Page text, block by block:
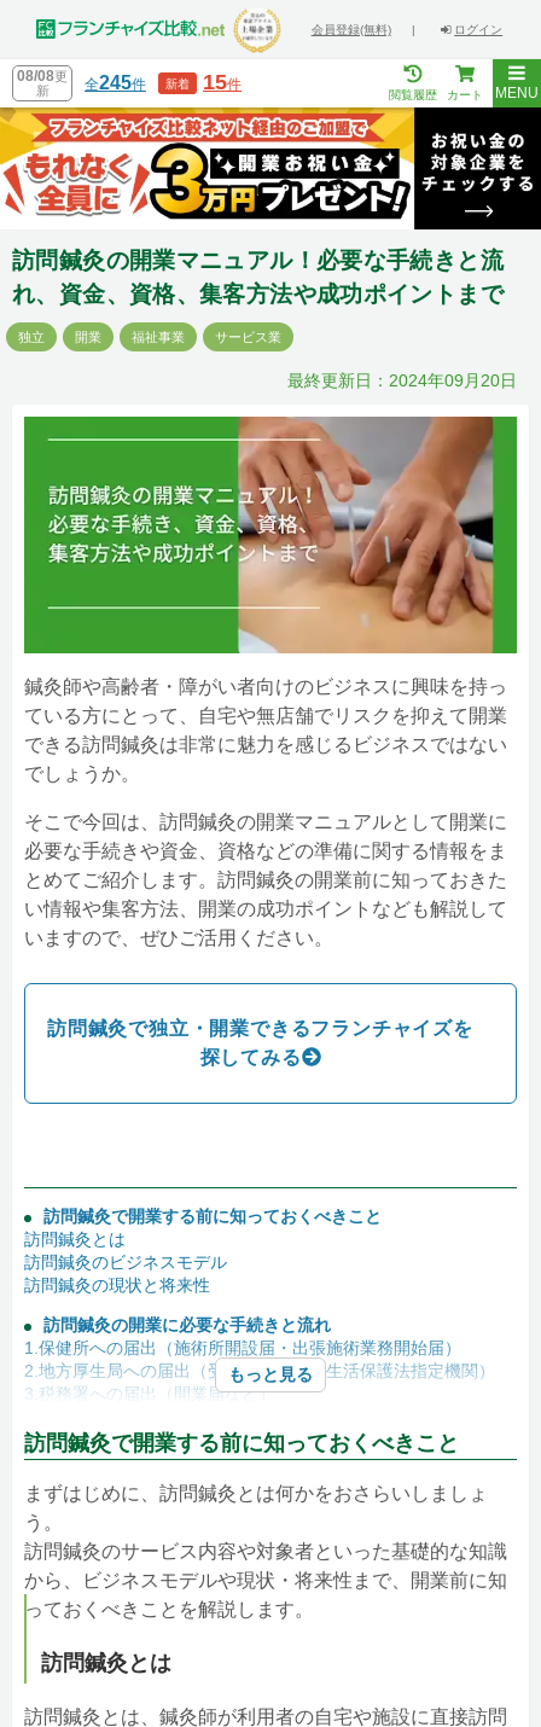
会員登録(無料) | ログイン
08/08更
新
全245件 新着 15件
閲覧履歴 カート MENU
訪問鍼灸の開業マニュアル！必要な手続きと流
れ、資金、資格、集客方法や成功ポイントまで
独立 開業 福祉事業 サービス業
最終更新日：2024年09月20日
鍼灸師や高齢者・障がい者向けのビジネスに興味を持っ
ている方にとって、自宅や無店舗でリスクを抑えて開業
できる訪問鍼灸は非常に魅力を感じるビジネスではない
でしょうか。
そこで今回は、訪問鍼灸の開業マニュアルとして開業に
必要な手続きや資金、資格などの準備に関する情報をま
とめてご紹介します。訪問鍼灸の開業前に知っておきた
い情報や集客方法、開業の成功ポイントなども解説して
いますので、ぜひご活用ください。
訪問鍼灸で独立・開業できるフランチャイズを
探してみる
訪問鍼灸で開業する前に知っておくべきこと
訪問鍼灸とは
訪問鍼灸のビジネスモデル
訪問鍼灸の現状と将来性
訪問鍼灸の開業に必要な手続きと流れ
1.保健所への届出（施術所開設届・出張施術業務開始届）
2.地方厚生局への届出（受領委任制度・生活保護法指定機関）
3.税務署への届出（開業届など）
訪問鍼灸の開業に必要な資金
開業資金（初期費用）
運営資金
訪問鍼灸の開業における集客方法
訪問鍼灸の開業を成功させるためのポイント
独自の強みを明確にする
効果的な集客施策を実施する
もっと見る
訪問鍼灸で開業する前に知っておくべきこと
まずはじめに、訪問鍼灸とは何かをおさらいしましょ
う。
訪問鍼灸のサービス内容や対象者といった基礎的な知識
から、ビジネスモデルや現状・将来性まで、開業前に知
っておくべきことを解説します。
訪問鍼灸とは
訪問鍼灸とは、鍼灸師が利用者の自宅や施設に直接訪問